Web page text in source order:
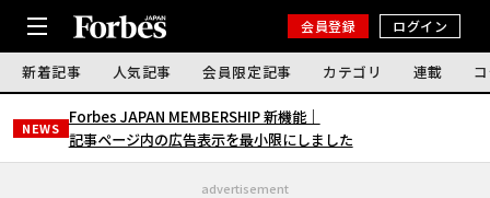
会員登録 ログイン
新着記事 人気記事 会員限定記事 カテゴリ 連載
NEWS
Forbes JAPAN MEMBERSHIP 新機能｜
記事ページ内の広告表示を最小限にしました
advertisement